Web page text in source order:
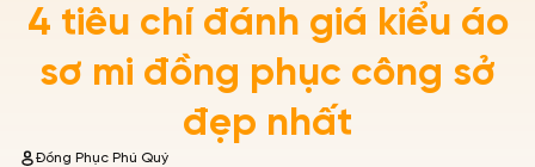
4 tiêu chí đánh giá kiểu áo
sơ mi đồng phục công sở
đẹp nhất
Đồng Phục Phú Quý